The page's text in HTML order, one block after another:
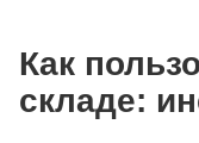
Как
складе: